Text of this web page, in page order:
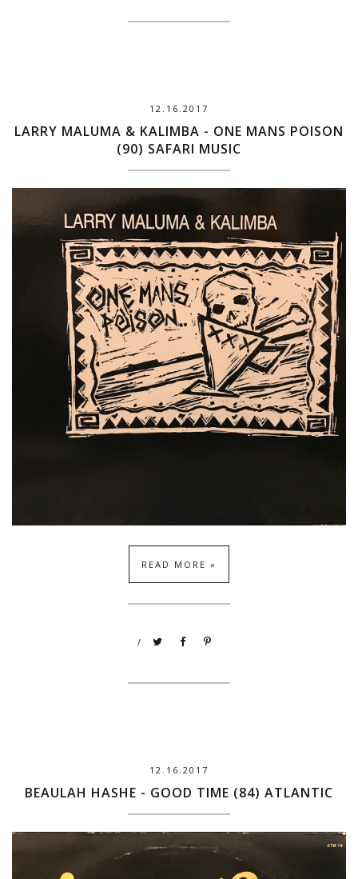
12.16.2017
LARRY MALUMA & KALIMBA - ONE MANS POISON
(90) SAFARI MUSIC
READ MORE »
/
12.16.2017
BEAULAH HASHE - GOOD TIME (84) ATLANTIC